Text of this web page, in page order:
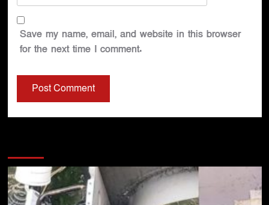
Save my name, email, and website in this browser
for the next time I comment.